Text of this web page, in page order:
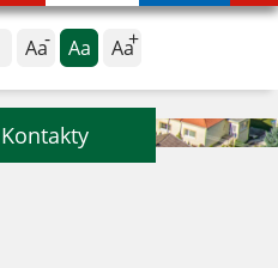
Aa Aa Aa
Kontakty